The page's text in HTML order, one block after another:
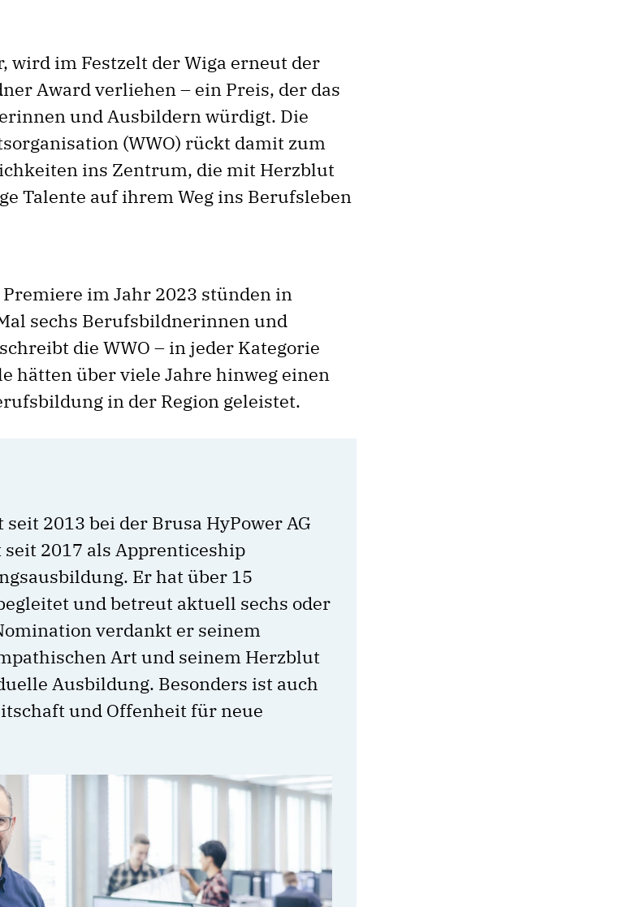
wird im Festzelt der Wiga erneut der
Award verliehen – ein Preis, der das
und Ausbildern würdigt. Die
(WWO) rückt damit zum
ins Zen­trum, die mit Herzblut
Talente auf ihrem Weg ins Berufsleben
im Jahr 2023 stünden in
sechs Berufsbildnerinnen und
die WWO – in jeder Kategorie
hätten über viele Jahre hinweg einen
in der Region geleistet.
2013 bei der Brusa HyPower AG
2017 als Apprenticeship
Er hat über 15
und betreut aktuell sechs oder
verdankt er seinem
Art und seinem Herzblut
Ausbildung. Besonders ist auch
und Offenheit für neue